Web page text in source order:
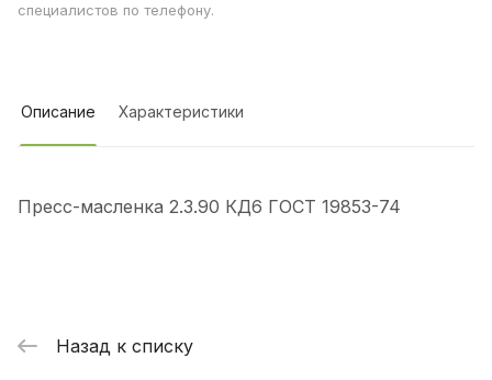
специалистов по телефону.
Описание Характеристики
Пресс-масленка 2.3.90 КД6 ГОСТ 19853-74
Назад к списку